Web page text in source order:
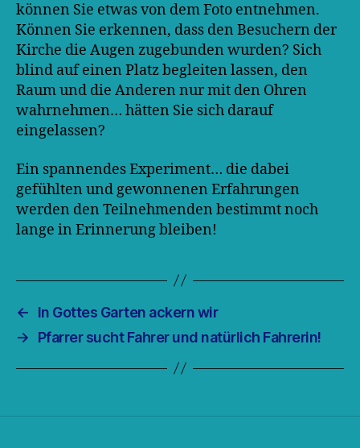
können Sie etwas von dem Foto entnehmen.
Können Sie erkennen, dass den Besuchern der
Kirche die Augen zugebunden wurden? Sich
blind auf einen Platz begleiten lassen, den
Raum und die Anderen nur mit den Ohren
wahrnehmen… hätten Sie sich darauf
eingelassen?
Ein spannendes Experiment… die dabei
gefühlten und gewonnenen Erfahrungen
werden den Teilnehmenden bestimmt noch
lange in Erinnerung bleiben!
←
In Gottes Garten ackern wir
→
Pfarrer sucht Fahrer und natürlich Fahrerin!